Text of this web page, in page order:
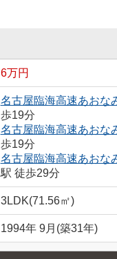
6万円
名古屋臨海高速あおな
歩19分
名古屋臨海高速あおな
歩19分
名古屋臨海高速あおな
駅 徒歩29分
3LDK(71.56㎡)
1994年 9月(築31年)